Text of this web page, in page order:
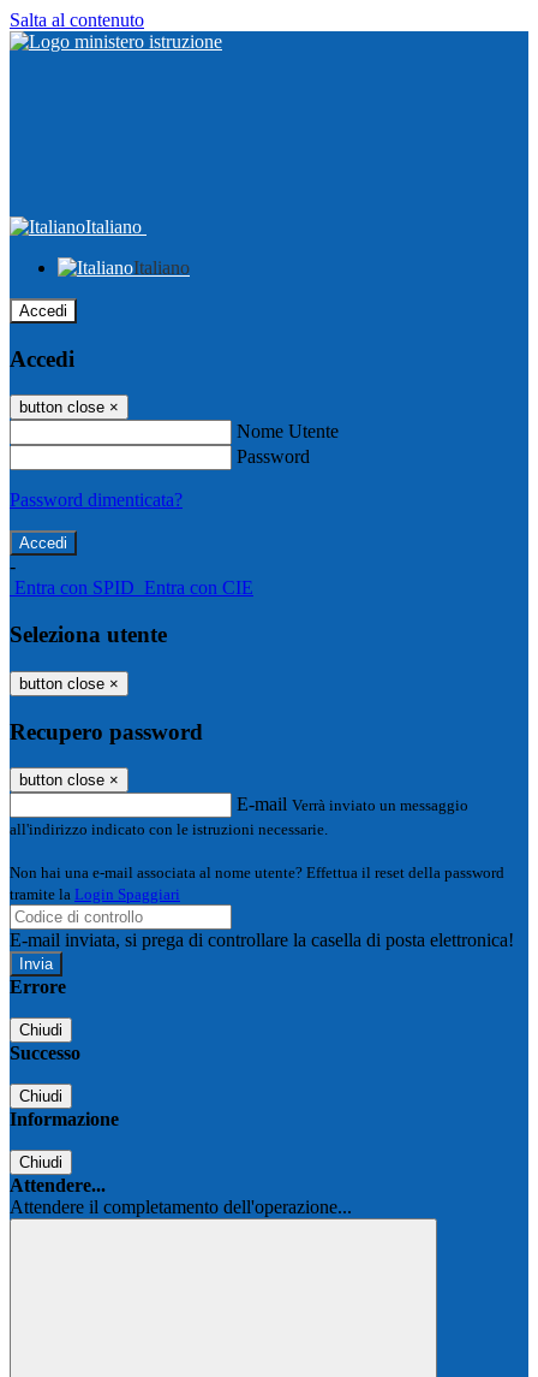
Salta al contenuto
Italiano
Italiano
Accedi
Accedi
button close ×
Nome Utente
Password
Password dimenticata?
-
Entra con SPID Entra con CIE
Seleziona utente
button close ×
Recupero password
button close ×
E-mail Verrà inviato un messaggio
all'indirizzo indicato con le istruzioni necessarie.
Non hai una e-mail associata al nome utente? Effettua il reset della password
tramite la Login Spaggiari
E-mail inviata, si prega di controllare la casella di posta elettronica!
Errore
Chiudi
Successo
Chiudi
Informazione
Chiudi
Attendere...
Attendere il completamento dell'operazione...